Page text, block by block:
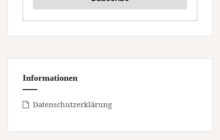
Informationen
Datenschutzerklärung